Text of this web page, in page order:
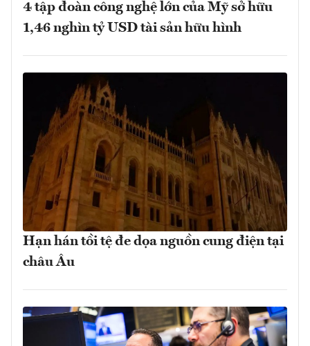
4 tập đoàn công nghệ lớn của Mỹ sở hữu
1,46 nghìn tỷ USD tài sản hữu hình
Hạn hán tồi tệ đe dọa nguồn cung điện tại
châu Âu